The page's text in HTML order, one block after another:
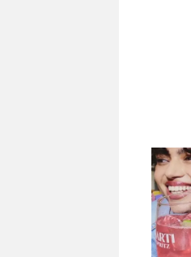
免费鸡